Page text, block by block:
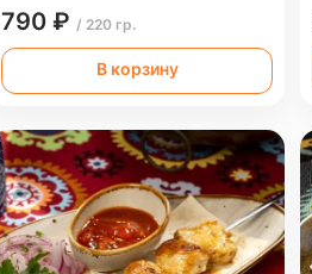
790 ₽ / 220 гр.
В корзину